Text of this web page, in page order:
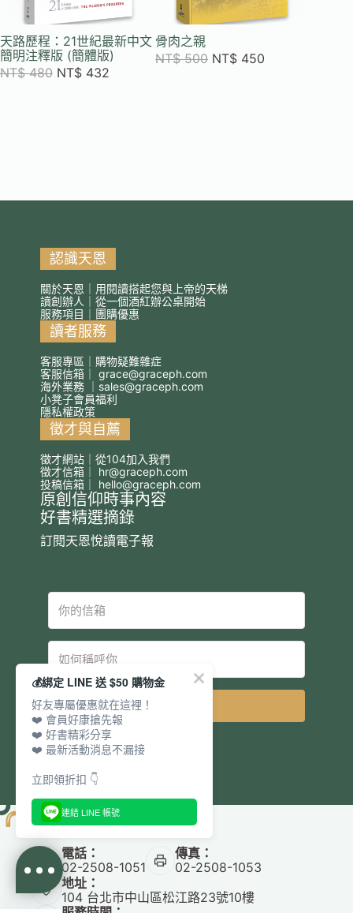
天路歷程：21世紀最新中文
簡明注釋版 (簡體版)
NT$480 NT$ 432
骨肉之親
NT$500 NT$ 450
認識天恩
關於天恩｜用閱讀搭起您與上帝的天梯
讀創辦人｜從一個酒紅辦公桌開始
服務項目｜團購優惠
讀者服務
客服專區｜購物疑難雜症
客服信箱｜ grace@graceph.com
海外業務 ｜ sales@graceph.com
小凳子會員福利
隱私權政策
徵才與自薦
徵才網站｜從104加入我們
徵才信箱｜ hr@graceph.com
投稿信箱｜ hello@graceph.com
原創信仰時事內容
好書精選摘錄
訂閱天恩悅讀電子報
電話：
02-2508-1051
傳真：
02-2508-1053
地址：
104 台北市中山區松江路23號10樓
💰綁定 LINE 送 $50 購物金
好友專屬優惠就在這裡！
❤️ 會員好康搶先報
❤️ 好書精彩分享
❤️ 最新活動消息不漏接
立即領折扣 👇
連結 LINE 帳號